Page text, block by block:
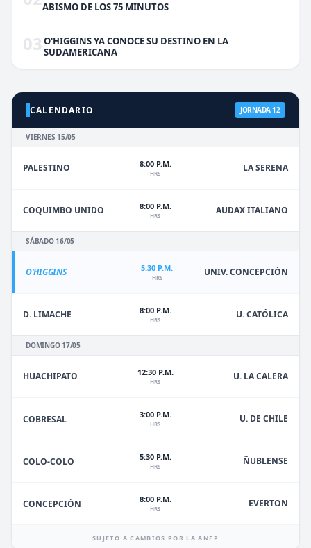
ABISMO DE LOS 75 MINUTOS
03 O'HIGGINS YA CONOCE SU DESTINO EN LA
SUDAMERICANA
CALENDARIO JORNADA 12
VIERNES 15/05
PALESTINO 8:00 P.M.
HRS LA SERENA
COQUIMBO UNIDO 8:00 P.M.
HRS AUDAX ITALIANO
SÁBADO 16/05
O'HIGGINS 5:30 P.M.
HRS UNIV. CONCEPCIÓN
D. LIMACHE 8:00 P.M.
HRS U. CATÓLICA
DOMINGO 17/05
HUACHIPATO 12:30 P.M.
HRS U. LA CALERA
COBRESAL 3:00 P.M.
HRS U. DE CHILE
COLO-COLO 5:30 P.M.
HRS ÑUBLENSE
CONCEPCIÓN 8:00 P.M.
HRS EVERTON
SUJETO A CAMBIOS POR LA ANFP